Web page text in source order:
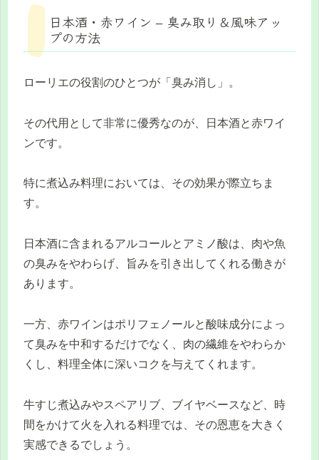
日本酒・赤ワイン – 臭み取り＆風味アッ
プの方法
ローリエの役割のひとつが「臭み消し」。
その代用として非常に優秀なのが、日本酒と赤ワイ
ンです。
特に煮込み料理においては、その効果が際立ちま
す。
日本酒に含まれるアルコールとアミノ酸は、肉や魚
の臭みをやわらげ、旨みを引き出してくれる働きが
あります。
一方、赤ワインはポリフェノールと酸味成分によっ
て臭みを中和するだけでなく、肉の繊維をやわらか
くし、料理全体に深いコクを与えてくれます。
牛すじ煮込みやスペアリブ、ブイヤベースなど、時
間をかけて火を入れる料理では、その恩恵を大きく
実感できるでしょう。